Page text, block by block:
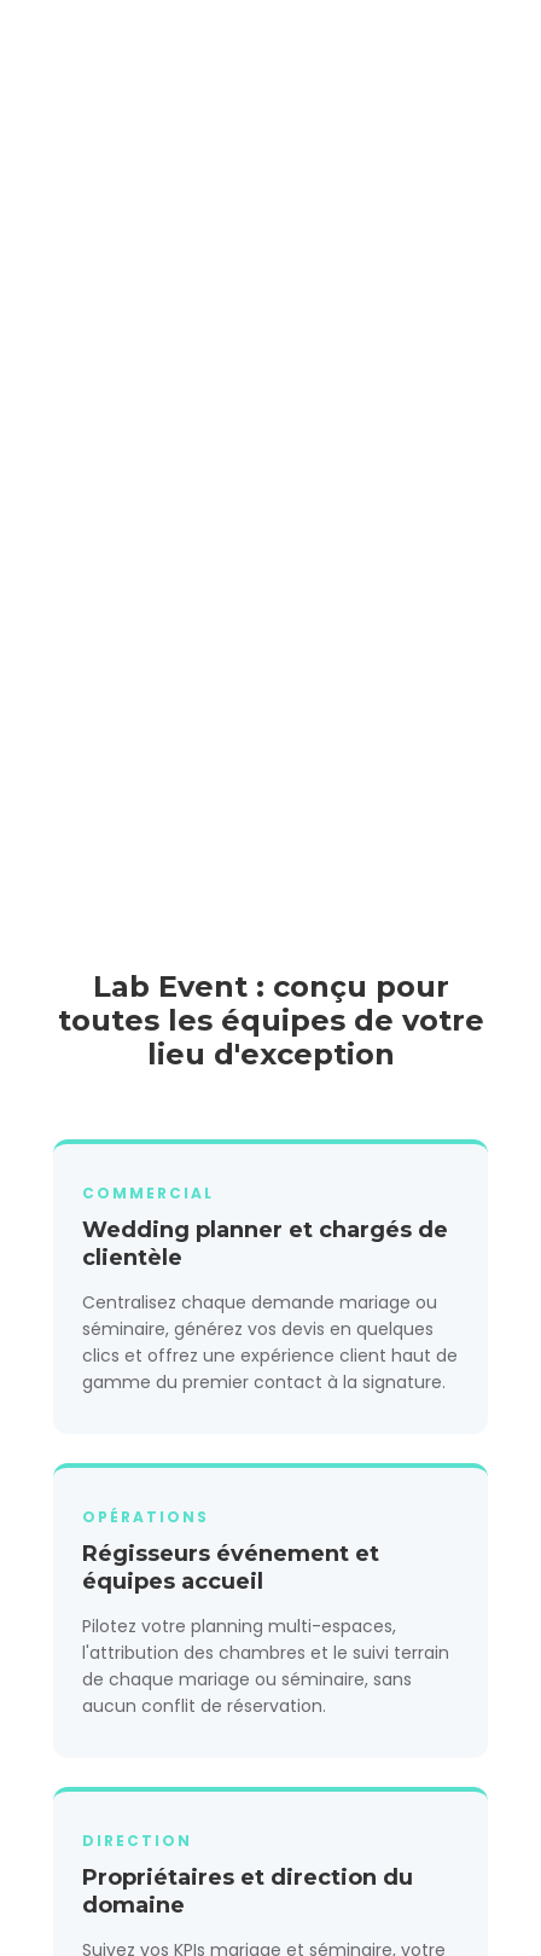
Lab Event : conçu pour
toutes les équipes de votre
lieu d'exception
COMMERCIAL
Wedding planner et chargés de
clientèle
Centralisez chaque demande mariage ou
séminaire, générez vos devis en quelques
clics et offrez une expérience client haut de
gamme du premier contact à la signature.
OPÉRATIONS
Régisseurs événement et
équipes accueil
Pilotez votre planning multi-espaces,
l'attribution des chambres et le suivi terrain
de chaque mariage ou séminaire, sans
aucun conflit de réservation.
DIRECTION
Propriétaires et direction du
domaine
Suivez vos KPIs mariage et séminaire, votre